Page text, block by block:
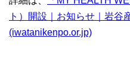
ト）開設｜お知らせ｜岩谷
(iwatanikenpo.or.jp)